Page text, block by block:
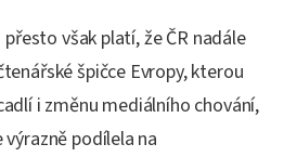
však platí, že ČR nadále
špičce Evropy, kterou
i změnu mediálního chování,
podílela na